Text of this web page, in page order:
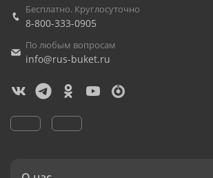
Бесплатно. Круглосуточно
8-800-333-0905
По любым вопросам
info@rus-buket.ru